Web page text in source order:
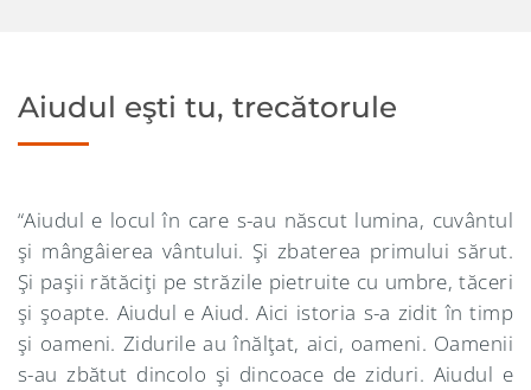
Aiudul eşti tu, trecătorule
“Aiudul e locul în care s-au născut lumina, cuvântul
şi mângâierea vântului. Şi zbaterea primului sărut.
Şi paşii rătăciţi pe străzile pietruite cu umbre, tăceri
şi şoapte. Aiudul e Aiud. Aici istoria s-a zidit în timp
şi oameni. Zidurile au înălţat, aici, oameni. Oamenii
s-au zbătut dincolo şi dincoace de ziduri. Aiudul e